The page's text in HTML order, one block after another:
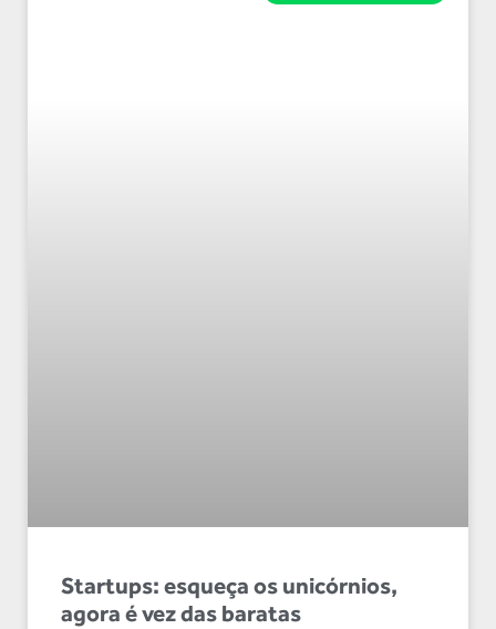
Startups: esqueça os unicórnios,
agora é vez das baratas